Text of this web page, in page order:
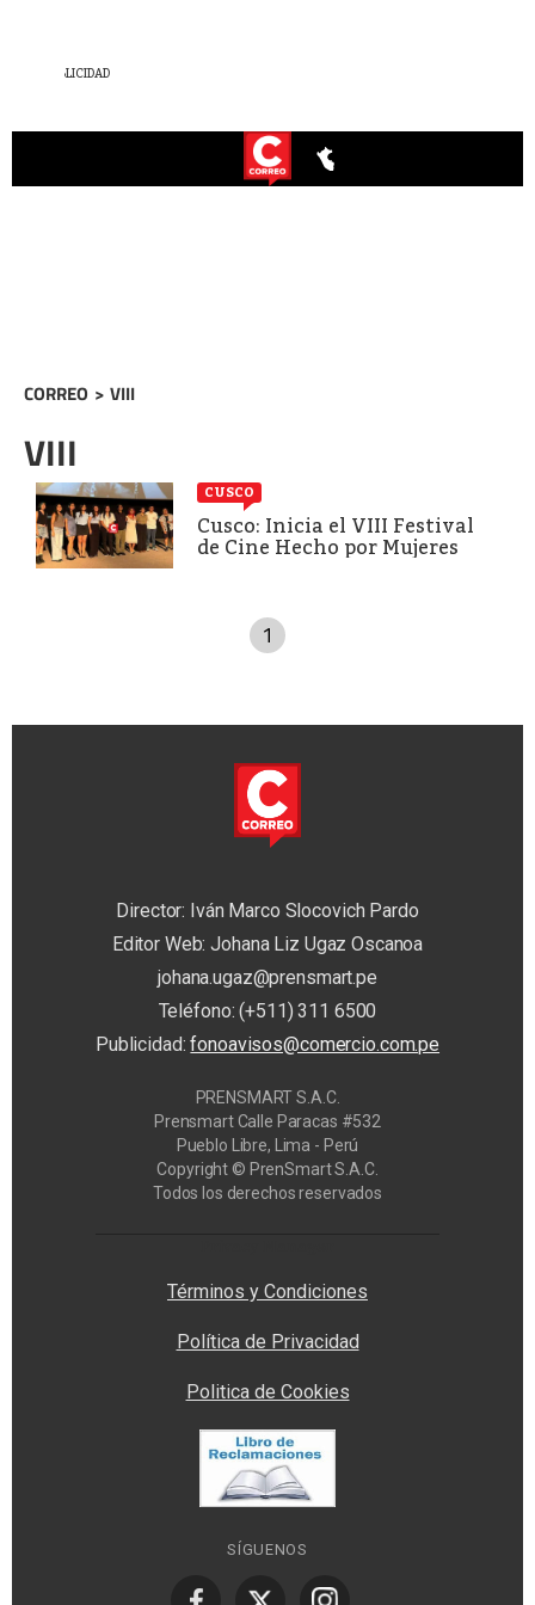
CORREO > VIII
VIII
CUSCO
Cusco: Inicia el VIII Festival
de Cine Hecho por Mujeres
1
Director: Iván Marco Slocovich Pardo
Editor Web: Johana Liz Ugaz Oscanoa
johana.ugaz@prensmart.pe
Teléfono: (+511) 311 6500
Publicidad:fonoavisos@comercio.com.pe
PRENSMART S.A.C.
Prensmart Calle Paracas #532
Pueblo Libre, Lima - Perú
Copyright © PrenSmart S.A.C.
Todos los derechos reservados
Términos y Condiciones
Política de Privacidad
Politica de Cookies
SÍGUENOS